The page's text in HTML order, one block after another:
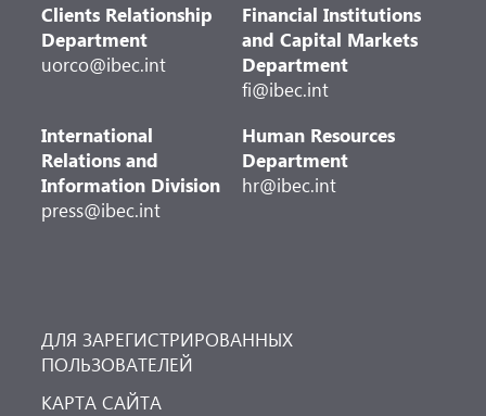
Clients Relationship
Department
uorco@ibec.int
Financial Institutions
and Capital Markets
Department
fi@ibec.int
International
Relations and
Information Division
press@ibec.int
Human Resources
Department
hr@ibec.int
ДЛЯ ЗАРЕГИСТРИРОВАННЫХ
ПОЛЬЗОВАТЕЛЕЙ
КАРТА САЙТА